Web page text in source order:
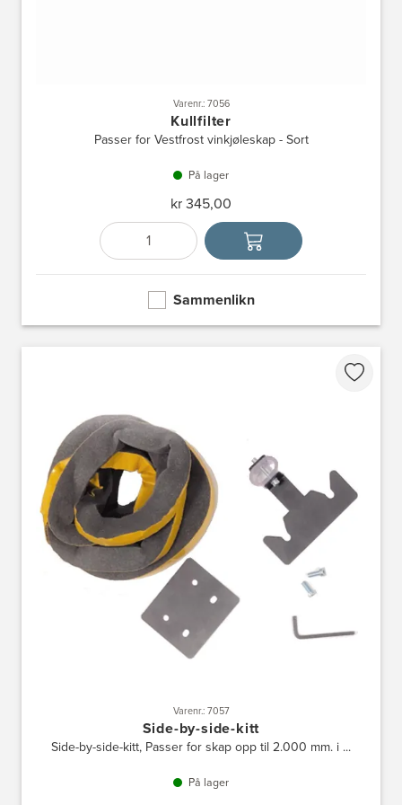
Varenr.: 7056
Kullfilter
Passer for Vestfrost vinkjøleskap - Sort
På lager
kr 345,00
Antall
Velg enhet
Sammenlikn
Varenr.: 7057
Side-by-side-kitt
Side-by-side-kitt, Passer for skap opp til 2.000 mm. i ...
På lager